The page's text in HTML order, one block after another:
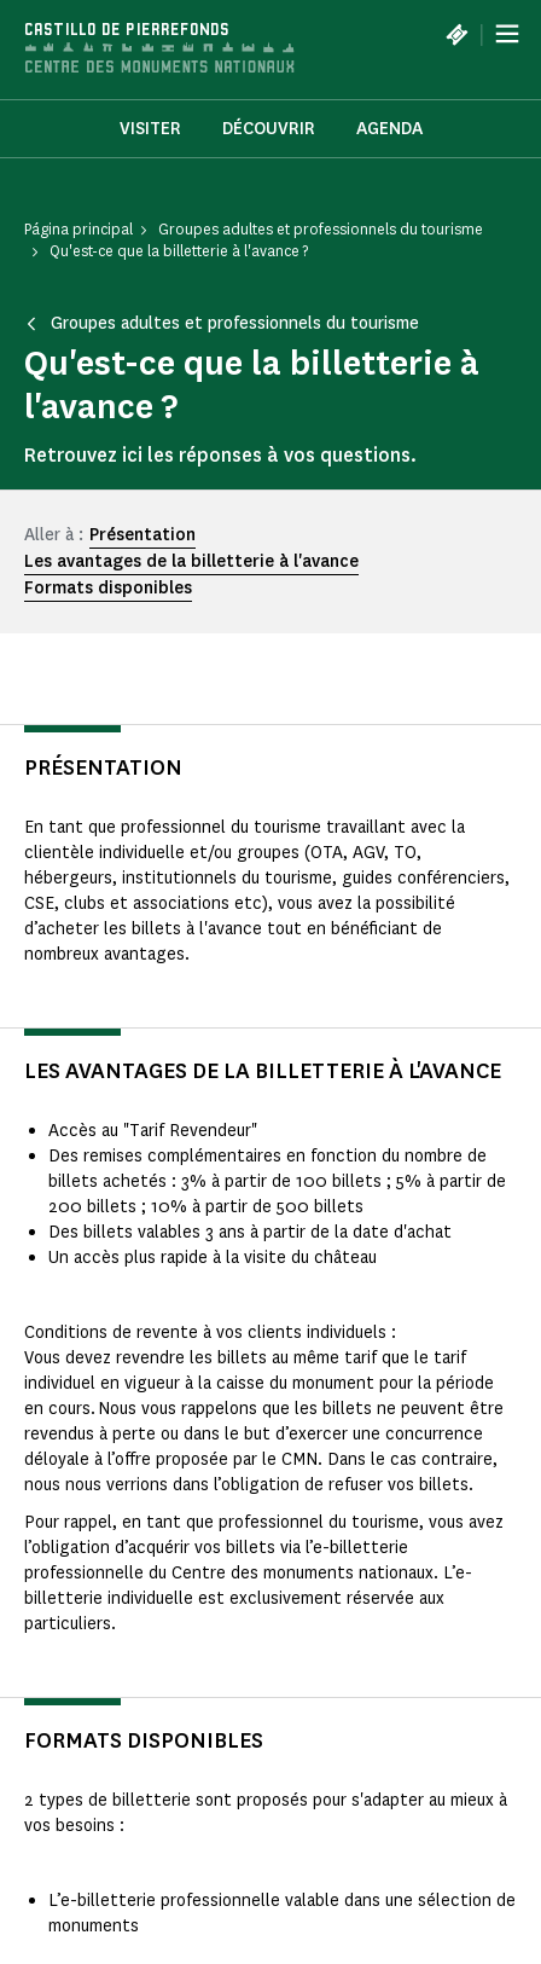
CASTILLO DE PIERREFONDS |
VISITER DÉCOUVRIR AGENDA
Página principal
Groupes adultes et professionnels du tourisme
Qu'est-ce que la billetterie à l'avance ?
Groupes adultes et professionnels du tourisme
Qu'est-ce que la billetterie à
l'avance ?
Retrouvez ici les réponses à vos questions.
Aller à : Présentation
Les avantages de la billetterie à l'avance
Formats disponibles
PRÉSENTATION
En tant que professionnel du tourisme travaillant avec la
clientèle individuelle et/ou groupes (OTA, AGV, TO,
hébergeurs, institutionnels du tourisme, guides conférenciers,
CSE, clubs et associations etc), vous avez la possibilité
d’acheter les billets à l'avance tout en bénéficiant de
nombreux avantages.
LES AVANTAGES DE LA BILLETTERIE À L'AVANCE
Accès au "Tarif Revendeur"
Des remises complémentaires en fonction du nombre de
billets achetés : 3% à partir de 100 billets ; 5% à partir de
200 billets ; 10% à partir de 500 billets
Des billets valables 3 ans à partir de la date d'achat
Un accès plus rapide à la visite du château
Conditions de revente à vos clients individuels :
Vous devez revendre les billets au même tarif que le tarif
individuel en vigueur à la caisse du monument pour la période
en cours. Nous vous rappelons que les billets ne peuvent être
revendus à perte ou dans le but d’exercer une concurrence
déloyale à l’offre proposée par le CMN. Dans le cas contraire,
nous nous verrions dans l’obligation de refuser vos billets.
Pour rappel, en tant que professionnel du tourisme, vous avez
l’obligation d’acquérir vos billets via l’e-billetterie
professionnelle du Centre des monuments nationaux. L’e-
billetterie individuelle est exclusivement réservée aux
particuliers.
FORMATS DISPONIBLES
2 types de billetterie sont proposés pour s'adapter au mieux à
vos besoins :
L’e-billetterie professionnelle valable dans une sélection de
monuments​